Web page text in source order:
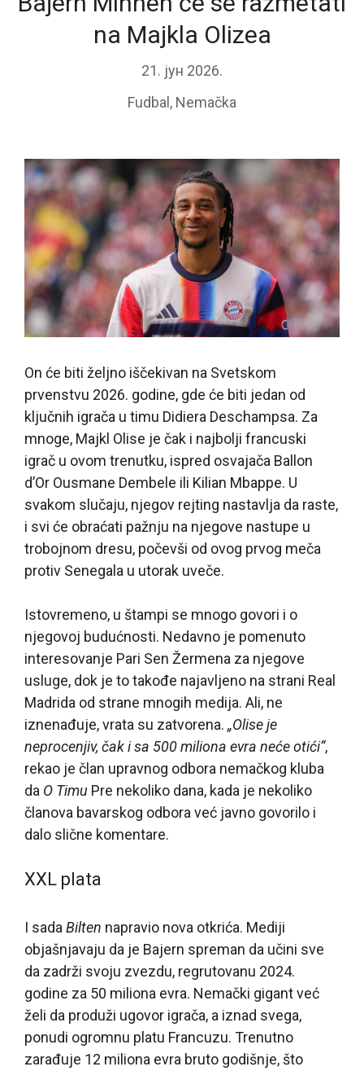
na Majkla Olizea
21. јун 2026.
Fudbal , Nemačka
On će biti željno iščekivan na Svetskom
prvenstvu 2026. godine, gde će biti jedan od
ključnih igrača u timu Didiera Deschampsa. Za
mnoge, Majkl Olise je čak i najbolji francuski
igrač u ovom trenutku, ispred osvajača Ballon
d’Or Ousmane Dembele ili Kilian Mbappe. U
svakom slučaju, njegov rejting nastavlja da raste,
i svi će obraćati pažnju na njegove nastupe u
trobojnom dresu, počevši od ovog prvog meča
protiv Senegala u utorak uveče.
Istovremeno, u štampi se mnogo govori i o
njegovoj budućnosti. Nedavno je pomenuto
interesovanje Pari Sen Žermena za njegove
usluge, dok je to takođe najavljeno na strani Real
Madrida od strane mnogih medija. Ali, ne
iznenađuje, vrata su zatvorena. „Olise je
neprocenjiv, čak i sa 500 miliona evra neće otići“,
rekao je član upravnog odbora nemačkog kluba
da O Timu Pre nekoliko dana, kada je nekoliko
članova bavarskog odbora već javno govorilo i
dalo slične komentare.
XXL plata
I sada Bilten napravio nova otkrića. Mediji
objašnjavaju da je Bajern spreman da učini sve
da zadrži svoju zvezdu, regrutovanu 2024.
godine za 50 miliona evra. Nemački gigant već
želi da produži ugovor igrača, a iznad svega,
ponudi ogromnu platu Francuzu. Trenutno
zarađuje 12 miliona evra bruto godišnje, što